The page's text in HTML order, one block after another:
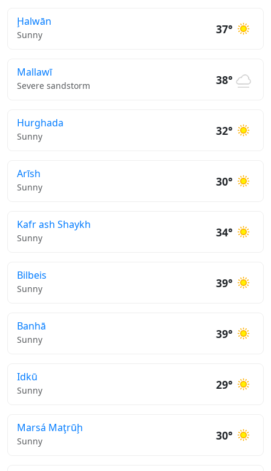
Ḩalwān
Sunny 37°
Mallawī
Severe sandstorm 38°
Hurghada
Sunny 32°
Arīsh
Sunny 30°
Kafr ash Shaykh
Sunny 34°
Bilbeis
Sunny 39°
Banhā
Sunny 39°
Idkū
Sunny 29°
Marsá Maţrūḩ
Sunny 30°